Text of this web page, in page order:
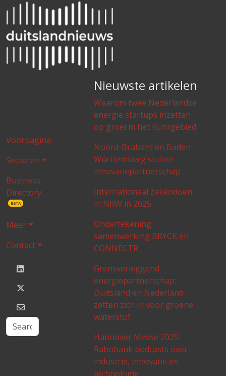
Voorpagina
Sectoren
Business
Directory
BETA
Meer
Contact
Nieuwste artikelen
Waarom twee Nederlandse
energie startups inzetten
op groei in het Ruhrgebied
Noord-Brabant en Baden-
Württemberg sluiten
innovatiepartnerschap
Internationaal zakendoen
in NRW in 2025
Ondertekening
samenwerking BRYCK en
CONNECTR
Grensverleggend
energiepartnerschap:
Duitsland en Nederland
zetten zich in voor groene
waterstof
Hannover Messe 2025:
Rabobank podcasts over
industrie, innovatie en
technologie